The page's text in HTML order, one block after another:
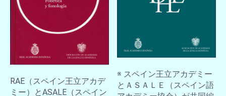
お買い物を続ける カートへ進む
RAE（スペイン王立アカデ
ミー）とASALE（スペイン
※ スペイン王立アカデミー
とＡＳＡＬＥ（スペイン語